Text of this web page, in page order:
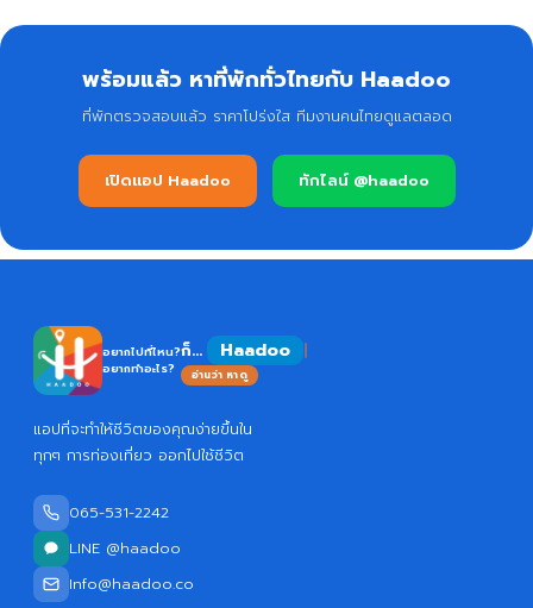
พร้อมแล้ว หาที่พักทั่วไทยกับ Haadoo
ที่พักตรวจสอบแล้ว ราคาโปร่งใส ทีมงานคนไทยดูแลตลอด
เปิดแอป Haadoo ทักไลน์ @haadoo
อยากไปที่ไหน?
อยากทำอะไร?
ก็... Haadoo
อ่านว่า หาดู
แอปที่จะทำให้ชีวิตของคุณง่ายขึ้นใน
ทุกๆ การท่องเที่ยว ออกไปใช้ชีวิต
065-531-2242
LINE @haadoo
Info@haadoo.co